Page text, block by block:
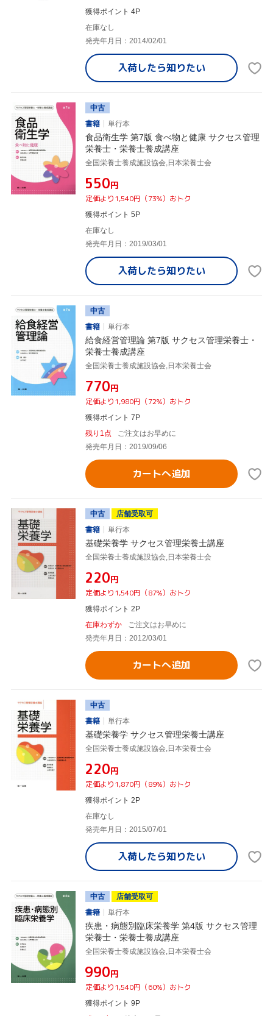
獲得ポイント 4P
在庫なし
発売年月日：2014/02/01
入荷したら知りたい
中古
書籍
単行本
食品衛生学 第7版 食べ物と健康 サクセス管理
栄養士・栄養士養成講座
全国栄養士養成施設協会,日本栄養士会
¥550円
定価より1,540円（73%）おトク
獲得ポイント 5P
在庫なし
発売年月日：2019/03/01
入荷したら知りたい
中古
書籍
単行本
給食経営管理論 第7版 サクセス管理栄養士・
栄養士養成講座
全国栄養士養成施設協会,日本栄養士会
¥770円
定価より1,980円（72%）おトク
獲得ポイント 7P
残り1点
ご注文はお早めに
発売年月日：2019/09/06
カートへ追加
中古
店舗受取可
書籍
単行本
基礎栄養学 サクセス管理栄養士講座
全国栄養士養成施設協会,日本栄養士会
¥220円
定価より1,540円（87%）おトク
獲得ポイント 2P
在庫わずか
ご注文はお早めに
発売年月日：2012/03/01
カートへ追加
中古
書籍
単行本
基礎栄養学 サクセス管理栄養士講座
全国栄養士養成施設協会,日本栄養士会
¥220円
定価より1,870円（89%）おトク
獲得ポイント 2P
在庫なし
発売年月日：2015/07/01
入荷したら知りたい
中古
店舗受取可
書籍
単行本
疾患・病態別臨床栄養学 第4版 サクセス管理
栄養士・栄養士養成講座
全国栄養士養成施設協会,日本栄養士会
¥990円
定価より1,540円（60%）おトク
獲得ポイント 9P